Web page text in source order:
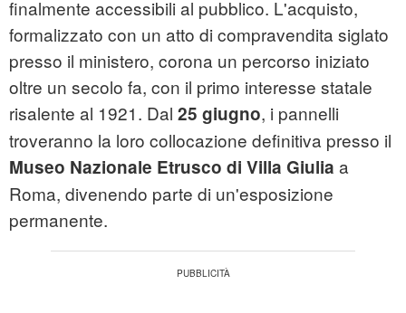
finalmente accessibili al pubblico. L'acquisto,
formalizzato con un atto di compravendita siglato
presso il ministero, corona un percorso iniziato
oltre un secolo fa, con il primo interesse statale
risalente al 1921. Dal 25 giugno, i pannelli
troveranno la loro collocazione definitiva presso il
Museo Nazionale Etrusco di Villa Giulia a
Roma, divenendo parte di un'esposizione
permanente.